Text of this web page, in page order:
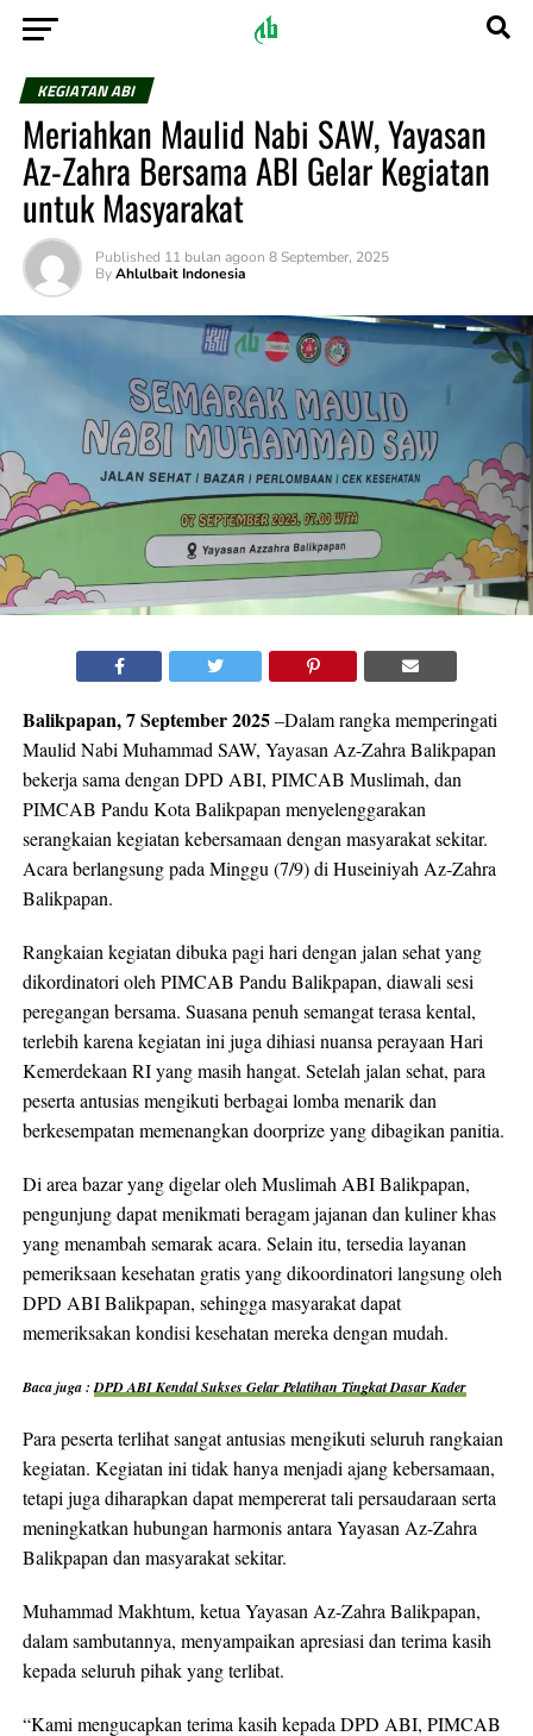
KEGIATAN ABI
Meriahkan Maulid Nabi SAW, Yayasan
Az-Zahra Bersama ABI Gelar Kegiatan
untuk Masyarakat
Published 11 bulan agoon 8 September, 2025
By Ahlulbait Indonesia
Balikpapan, 7 September 2025–Dalam rangka memperingati
Maulid Nabi Muhammad SAW, Yayasan Az-Zahra Balikpapan
bekerja sama dengan DPD ABI, PIMCAB Muslimah, dan
PIMCAB Pandu Kota Balikpapan menyelenggarakan
serangkaian kegiatan kebersamaan dengan masyarakat sekitar.
Acara berlangsung pada Minggu (7/9) di Huseiniyah Az-Zahra
Balikpapan.
Rangkaian kegiatan dibuka pagi hari dengan jalan sehat yang
dikordinatori oleh PIMCAB Pandu Balikpapan, diawali sesi
peregangan bersama. Suasana penuh semangat terasa kental,
terlebih karena kegiatan ini juga dihiasi nuansa perayaan Hari
Kemerdekaan RI yang masih hangat. Setelah jalan sehat, para
peserta antusias mengikuti berbagai lomba menarik dan
berkesempatan memenangkan doorprize yang dibagikan panitia.
Di area bazar yang digelar oleh Muslimah ABI Balikpapan,
pengunjung dapat menikmati beragam jajanan dan kuliner khas
yang menambah semarak acara. Selain itu, tersedia layanan
pemeriksaan kesehatan gratis yang dikoordinatori langsung oleh
DPD ABI Balikpapan, sehingga masyarakat dapat
memeriksakan kondisi kesehatan mereka dengan mudah.
Baca juga :DPD ABI Kendal Sukses Gelar Pelatihan Tingkat Dasar Kader
Para peserta terlihat sangat antusias mengikuti seluruh rangkaian
kegiatan. Kegiatan ini tidak hanya menjadi ajang kebersamaan,
tetapi juga diharapkan dapat mempererat tali persaudaraan serta
meningkatkan hubungan harmonis antara Yayasan Az-Zahra
Balikpapan dan masyarakat sekitar.
Muhammad Makhtum, ketua Yayasan Az-Zahra Balikpapan,
dalam sambutannya, menyampaikan apresiasi dan terima kasih
kepada seluruh pihak yang terlibat.
“Kami mengucapkan terima kasih kepada DPD ABI, PIMCAB